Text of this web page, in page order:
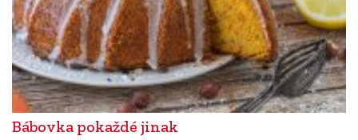
Bábovka pokaždé jinak